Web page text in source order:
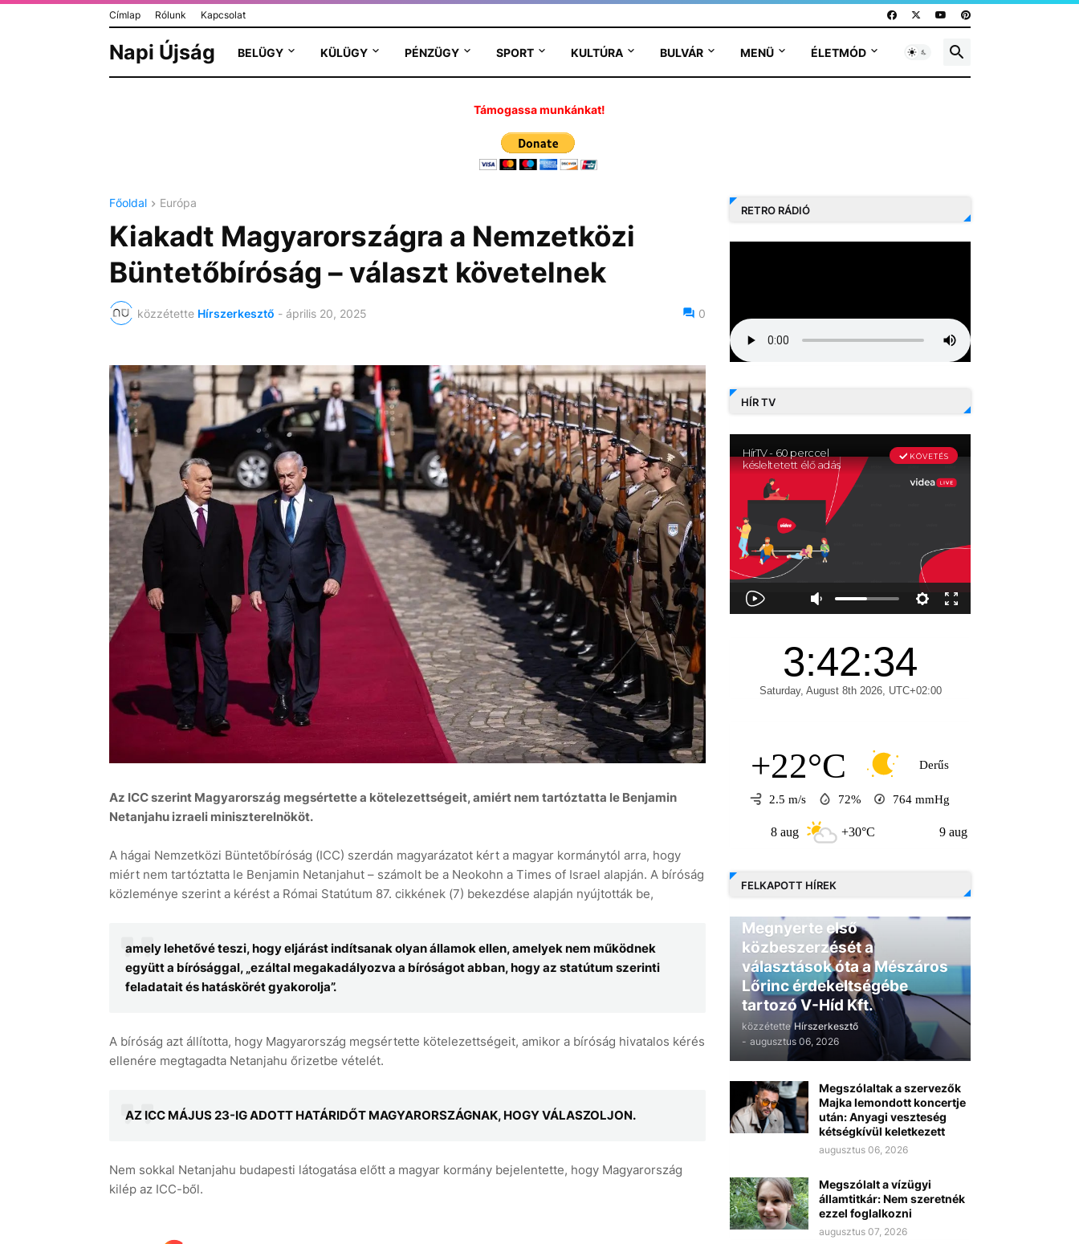
Címlap Rólunk Kapcsolat
Napi Újság BELÜGY KÜLÜGY PÉNZÜGY SPORT KULTÚRA BULVÁR MENÜ ÉLETMÓD
Támogassa munkánkat!
Főoldal Európa
Kiakadt Magyarországra a Nemzetközi
Büntetőbíróság – választ követelnek
közzétette Hírszerkesztő - április 20, 2025 0
Az ICC szerint Magyarország megsértette a kötelezettségeit, amiért nem tartóztatta le Benjamin
Netanjahu izraeli miniszterelnököt.
A hágai Nemzetközi Büntetőbíróság (ICC) szerdán magyarázatot kért a magyar kormánytól arra, hogy
miért nem tartóztatta le Benjamin Netanjahut – számolt be a Neokohn a Times of Israel alapján. A bíróság
közleménye szerint a kérést a Római Statútum 87. cikkének (7) bekezdése alapján nyújtották be,
amely lehetővé teszi, hogy eljárást indítsanak olyan államok ellen, amelyek nem működnek
együtt a bírósággal, „ezáltal megakadályozva a bíróságot abban, hogy az statútum szerinti
feladatait és hatáskörét gyakorolja”.
A bíróság azt állította, hogy Magyarország megsértette kötelezettségeit, amikor a bíróság hivatalos kérés
ellenére megtagadta Netanjahu őrizetbe vételét.
AZ ICC MÁJUS 23-IG ADOTT HATÁRIDŐT MAGYARORSZÁGNAK, HOGY VÁLASZOLJON.
Nem sokkal Netanjahu budapesti látogatása előtt a magyar kormány bejelentette, hogy Magyarország
kilép az ICC-ből.
RETRO RÁDIÓ
HÍR TV
+22°C Derűs
2.5 m/s 72% 764 mmHg
+30°C +30°C
FELKAPOTT HÍREK
Megnyerte első
közbeszerzését a
választások óta a Mészáros
Lőrinc érdekeltségébe
tartozó V-Híd Kft.
közzétette Hírszerkesztő
- augusztus 06, 2026
Megszólaltak a szervezők
Majka lemondott koncertje
után: Anyagi veszteség
kétségkívül keletkezett
augusztus 06, 2026
Megszólalt a vízügyi
államtitkár: Nem szeretnék
ezzel foglalkozni
augusztus 07, 2026